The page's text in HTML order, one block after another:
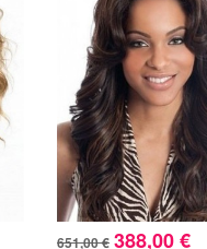
651,00 € 388,00 €